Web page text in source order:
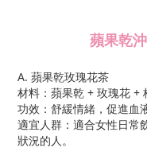
蘋果乾
A. 蘋果乾玫瑰花茶
材料：蘋果乾 + 玫瑰花 +
功效：舒緩情緒，促進血
適宜人群：適合女性日常
狀況的人。